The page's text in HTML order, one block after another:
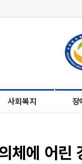
사회복지 장
체에 어린